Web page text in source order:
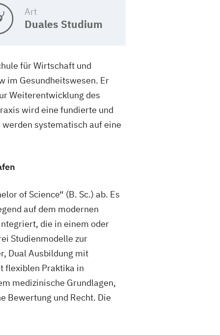
Art
Duales Studium
für Wirtschaft und
im Gesundheitswesen. Er
Weiterentwicklung des
wird eine fundierte und
systematisch auf eine
of Science“ (B. Sc.) ab. Es
auf dem modernen
die in einem oder
Studienmodelle zur
Dual Ausbildung mit
flexiblen Praktika in
medizinische Grundlagen,
Bewertung und Recht. Die